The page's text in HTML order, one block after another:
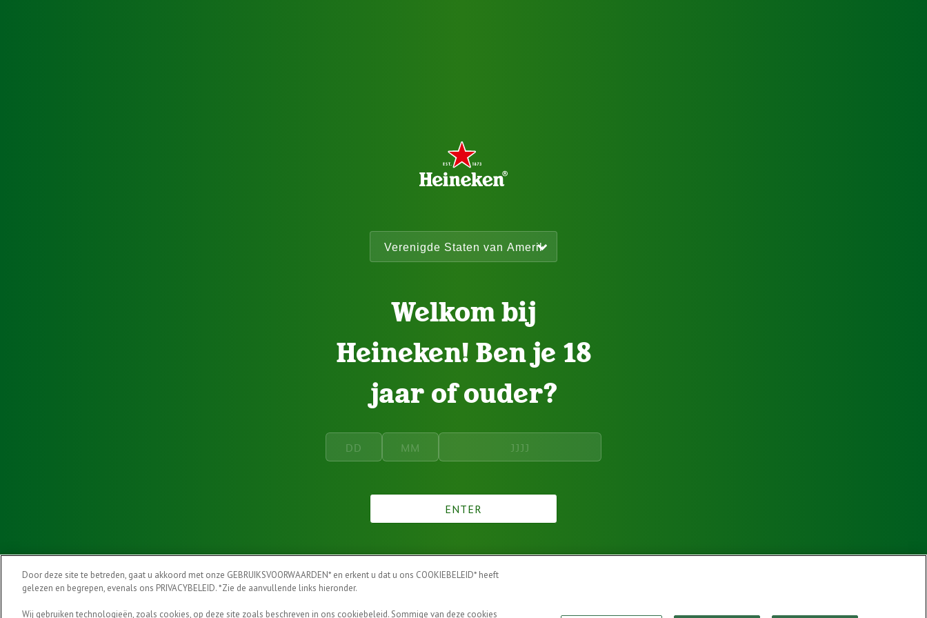
Welkom bij
Heineken! Ben je 18
jaar of ouder?
ENTER
Door deze site te betreden, gaat u akkoord met onze GEBRUIKSVOORWAARDEN* en erkent u dat u ons COOKIEBELEID* heeft
gelezen en begrepen, evenals ons PRIVACYBELEID. *Zie de aanvullende links hieronder.
Wij gebruiken technologieën, zoals cookies, op deze site zoals beschreven in ons cookiebeleid. Sommige van deze cookies